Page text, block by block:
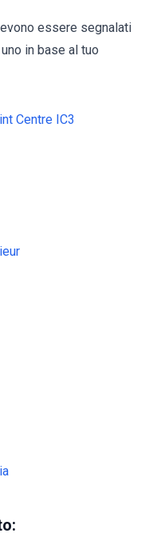
essere segnalati
in base al tuo
Centre IC3